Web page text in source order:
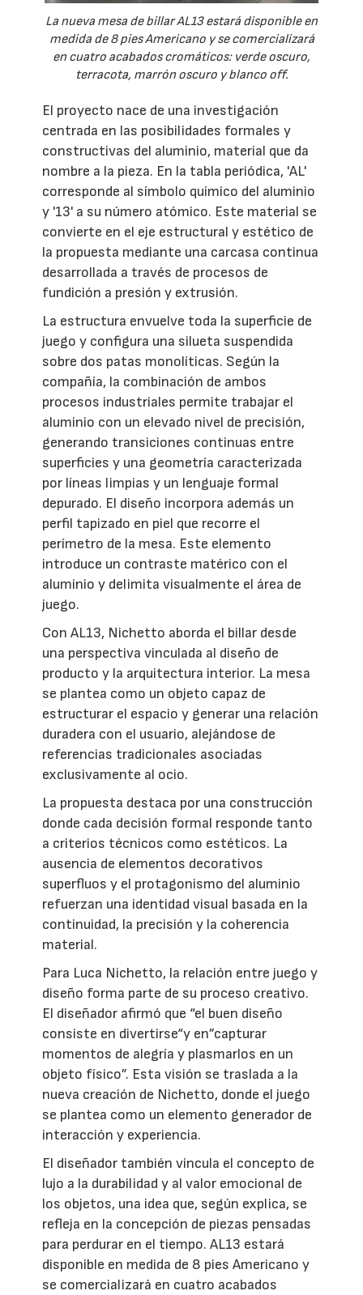
La nueva mesa de billar AL13 estará disponible en
medida de 8 pies Americano y se comercializará
en cuatro acabados cromáticos: verde oscuro,
terracota, marrón oscuro y blanco off.
El proyecto nace de una investigación
centrada en las posibilidades formales y
constructivas del aluminio, material que da
nombre a la pieza. En la tabla periódica, 'AL'
corresponde al símbolo químico del aluminio
y '13' a su número atómico. Este material se
convierte en el eje estructural y estético de
la propuesta mediante una carcasa continua
desarrollada a través de procesos de
fundición a presión y extrusión.
La estructura envuelve toda la superficie de
juego y configura una silueta suspendida
sobre dos patas monolíticas. Según la
compañía, la combinación de ambos
procesos industriales permite trabajar el
aluminio con un elevado nivel de precisión,
generando transiciones continuas entre
superficies y una geometría caracterizada
por líneas limpias y un lenguaje formal
depurado. El diseño incorpora además un
perfil tapizado en piel que recorre el
perímetro de la mesa. Este elemento
introduce un contraste matérico con el
aluminio y delimita visualmente el área de
juego.
Con AL13, Nichetto aborda el billar desde
una perspectiva vinculada al diseño de
producto y la arquitectura interior. La mesa
se plantea como un objeto capaz de
estructurar el espacio y generar una relación
duradera con el usuario, alejándose de
referencias tradicionales asociadas
exclusivamente al ocio.
La propuesta destaca por una construcción
donde cada decisión formal responde tanto
a criterios técnicos como estéticos. La
ausencia de elementos decorativos
superfluos y el protagonismo del aluminio
refuerzan una identidad visual basada en la
continuidad, la precisión y la coherencia
material.
Para Luca Nichetto, la relación entre juego y
diseño forma parte de su proceso creativo.
El diseñador afirmó que “el buen diseño
consiste en divertirse“y en”capturar
momentos de alegría y plasmarlos en un
objeto físico”. Esta visión se traslada a la
nueva creación de Nichetto, donde el juego
se plantea como un elemento generador de
interacción y experiencia.
El diseñador también vincula el concepto de
lujo a la durabilidad y al valor emocional de
los objetos, una idea que, según explica, se
refleja en la concepción de piezas pensadas
para perdurar en el tiempo. AL13 estará
disponible en medida de 8 pies Americano y
se comercializará en cuatro acabados